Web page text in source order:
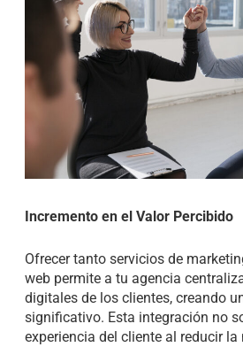
Incremento en el Valor Percibido
Ofrecer tanto servicios de
web permite a tu agencia
digitales de los clientes, creando
significativo. Esta integración no
experiencia del cliente al reducir la